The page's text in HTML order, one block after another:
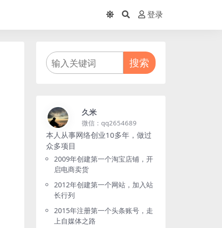
登录
搜索
久米
微信：qq2654689
本人从事网络创业10多年，做过
众多项目
2009年创建第一个淘宝店铺，开
启电商卖货
2012年创建第一个网站，加入站
长行列
2015年注册第一个头条账号，走
上自媒体之路